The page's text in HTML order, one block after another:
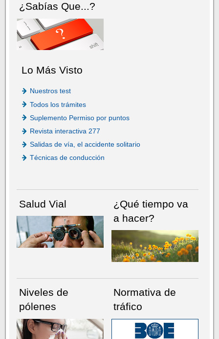
¿Sabías Que...?
Lo Más Visto
Nuestros test
Todos los trámites
Suplemento Permiso por puntos
Revista interactiva 277
Salidas de vía, el accidente solitario
Técnicas de conducción
Salud Vial
¿Qué tiempo va
a hacer?
Niveles de
pólenes
Normativa de
tráfico